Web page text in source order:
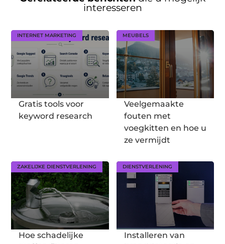
interesseren
INTERNET MARKETING
Gratis tools voor
keyword research
MEUBELS
Veelgemaakte
fouten met
voegkitten en hoe u
ze vermijdt
ZAKELIJKE DIENSTVERLENING
Hoe schadelijke
DIENSTVERLENING
Installeren van